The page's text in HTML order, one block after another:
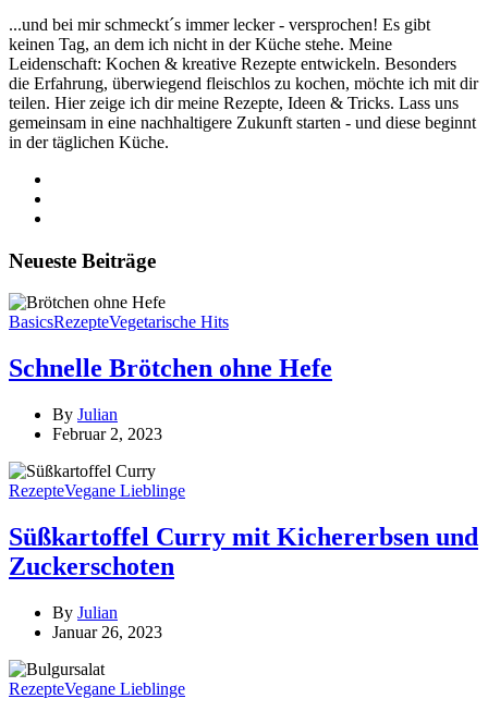
...und bei mir schmeckt´s immer lecker - versprochen! Es gibt
keinen Tag, an dem ich nicht in der Küche stehe. Meine
Leidenschaft: Kochen & kreative Rezepte entwickeln. Besonders
die Erfahrung, überwiegend fleischlos zu kochen, möchte ich mit dir
teilen. Hier zeige ich dir meine Rezepte, Ideen & Tricks. Lass uns
gemeinsam in eine nachhaltigere Zukunft starten - und diese beginnt
in der täglichen Küche.
Neueste Beiträge
BasicsRezepteVegetarische Hits
Schnelle Brötchen ohne Hefe
By Julian
Februar 2, 2023
RezepteVegane Lieblinge
Süßkartoffel Curry mit Kichererbsen und
Zuckerschoten
By Julian
Januar 26, 2023
RezepteVegane Lieblinge